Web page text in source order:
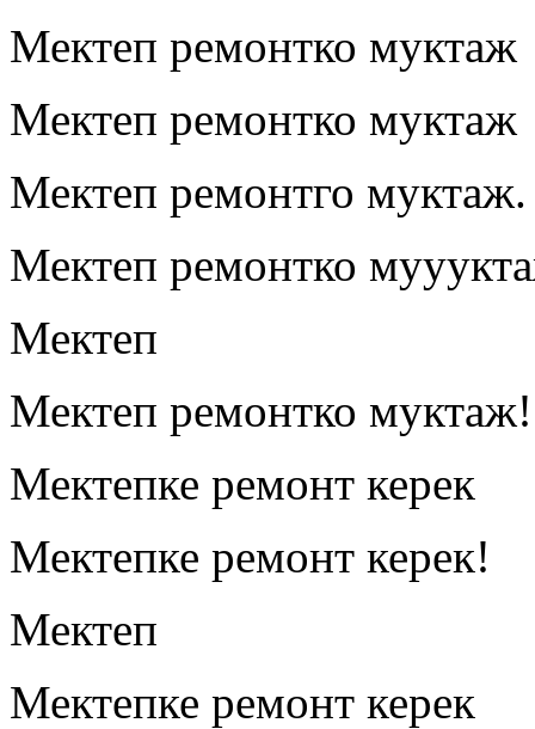
Мектеп ремонтко муктаж
Мектеп ремонтко муктаж
Мектеп ремонтго муктаж.
Мектеп ремонтко
Мектеп
Мектеп ремонтко муктаж!
Мектепке ремонт керек
Мектепке ремонт керек!
Мектеп
Мектепке ремонт керек